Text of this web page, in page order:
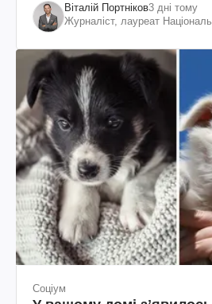
Віталій Портніков3 дні тому
Журналіст, лауреат
Соціум